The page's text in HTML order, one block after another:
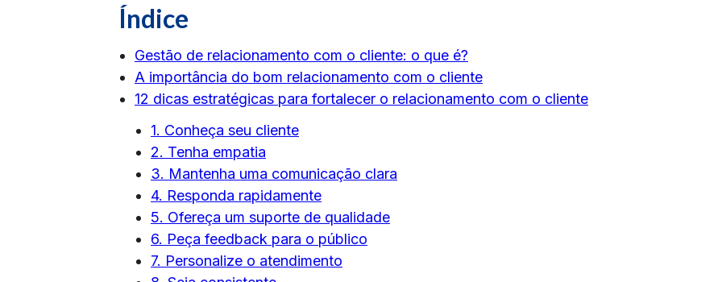
Índice
Gestão de relacionamento com o cliente: o que é?
A importância do bom relacionamento com o cliente
12 dicas estratégicas para fortalecer o relacionamento com o cliente
1. Conheça seu cliente
2. Tenha empatia
3. Mantenha uma comunicação clara
4. Responda rapidamente
5. Ofereça um suporte de qualidade
6. Peça feedback para o público
7. Personalize o atendimento